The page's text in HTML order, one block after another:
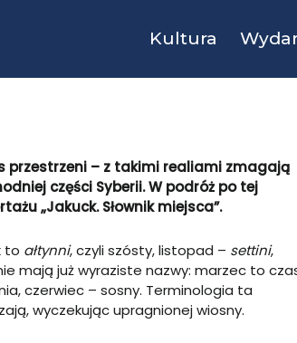
Kultura
przestrzeni – z takimi realiami zmagają
części Syberii. W podróż po tej
„Jakuck. Słownik miejsca”.
to ałtynni, czyli szósty, listopad – settini,
mają już wyraziste nazwy: marzec to
czerwiec – sosny. Terminologia ta
wyczekując upragnionej wiosny.